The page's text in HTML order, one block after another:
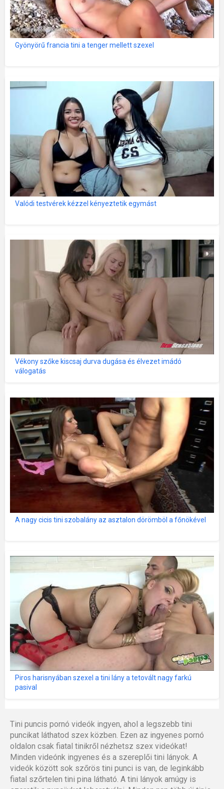
Gyönyörű francia tini a tenger mellett szexel
Valódi testvérek kézzel kényeztetik egymást
Vékony szőke kiscsaj durva dugása és élvezet imádó
válogatás
A nagy cicis tini szobalány az asztalon dörömböl a főnökével
Piros harisnyában szexel a tini lány a tetovált nagy farkú
pasival
Tini puncis pornó videók ingyen, ahol a legszebb tini
puncikat láthatod szex közben. Ezen az ingyenes pornó
oldalon csak fiatal tinikről nézhetsz szex videókat!
Minden videónk ingyenes és a szereplői tini lányok. A
videók között sok szőrös tini punci is van, de leginkább
fiatal szőrtelen tini pina látható. A tini lányok amúgy is